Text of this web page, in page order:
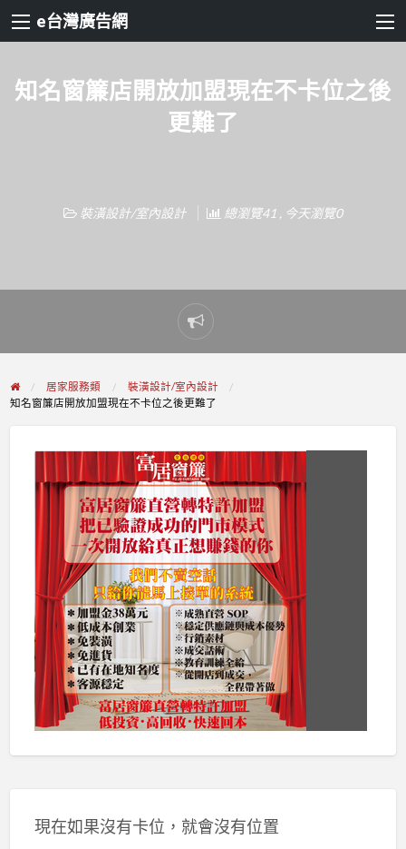
e台灣廣告網
知名窗簾店開放加盟現在不卡位之後
更難了
裝潢設計/室內設計 總瀏覽41 , 今天瀏覽0
Report
problem
居家服務類
裝潢設計/室內設計
知名窗簾店開放加盟現在不卡位之後更難了
現在如果沒有卡位，就會沒有位置